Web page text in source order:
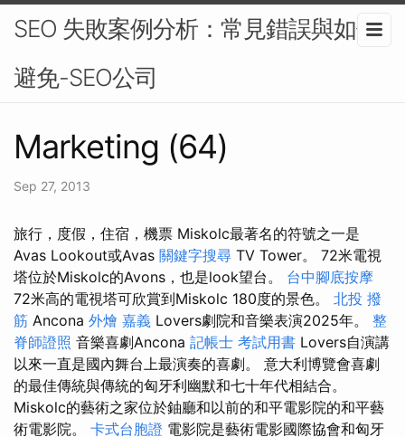
SEO 失敗案例分析：常見錯誤與如何
避免-SEO公司
Marketing (64)
Sep 27, 2013
旅行，度假，住宿，機票 Miskolc最著名的符號之一是
Avas Lookout或Avas 關鍵字搜尋 TV Tower。 72米電視
塔位於Miskolc的Avons，也是look望台。 台中腳底按摩
72米高的電視塔可欣賞到Miskolc 180度的景色。 北投 撥
筋 Ancona 外燴 嘉義 Lovers劇院和音樂表演2025年。 整
脊師證照 音樂喜劇Ancona 記帳士 考試用書 Lovers自演講
以來一直是國內舞台上最演奏的喜劇。 意大利博覽會喜劇
的最佳傳統與傳統的匈牙利幽默和七十年代相結合。
Miskolc的藝術之家位於鈾廳和以前的和平電影院的和平藝
術電影院。 卡式台胞證 電影院是藝術電影國際協會和匈牙